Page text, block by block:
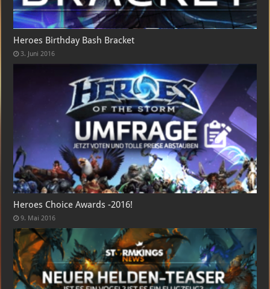
Heroes Birthday Bash Bracket
3. Juni 2016
Heroes Choice Awards -2016!
9. Mai 2016